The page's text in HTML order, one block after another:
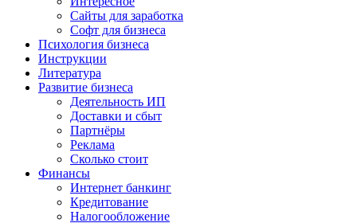
Сайты для заработка
Софт для бизнеса
Психология бизнеса
Инструкции
Литература
Развитие бизнеса
Деятельность ИП
Доставки и сбыт
Партнёры
Реклама
Сколько стоит
Финансы
Интернет банкинг
Кредитование
Налогообложение